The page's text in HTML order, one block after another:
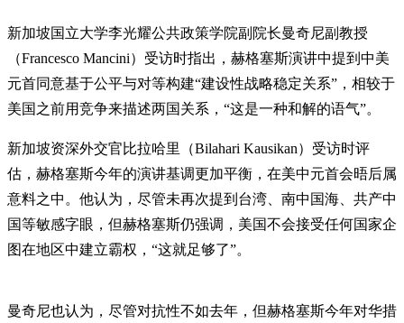
新加坡国立大学李光耀公共政策学院副院长曼奇尼副教授
（Francesco Mancini）受访时指出，赫格塞斯演讲中提到中美
元首同意基于公平与对等构建“建设性战略稳定关系”，相较于
美国之前用竞争来描述两国关系，“这是一种和解的语气”。
新加坡资深外交官比拉哈里（Bilahari Kausikan）受访时评
估，赫格塞斯今年的演讲基调更加平衡，在美中元首会晤后属
意料之中。他认为，尽管未再次提到台湾、南中国海、共产中
国等敏感字眼，但赫格塞斯仍强调，美国不会接受任何国家企
图在地区中建立霸权，“这就足够了”。
曼奇尼也认为，尽管对抗性不如去年，但赫格塞斯今年对华措